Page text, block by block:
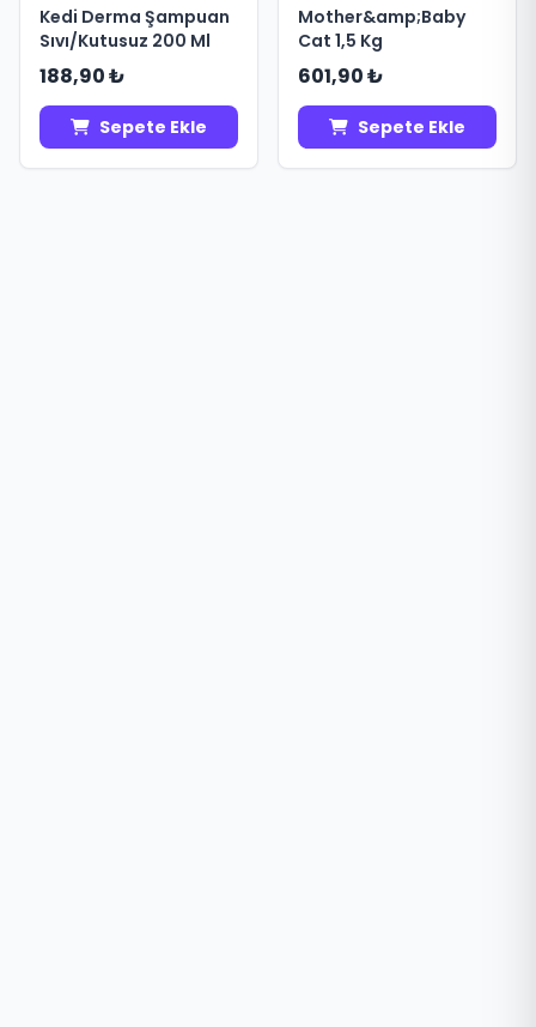
Kedi Derma Şampuan
Sıvı/Kutusuz 200 Ml
188,90 ₺
Sepete Ekle
Mother&amp;Baby
Cat 1,5 Kg
601,90 ₺
Sepete Ekle